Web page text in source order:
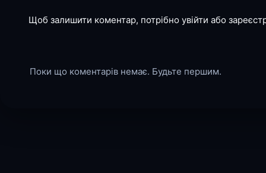
Щоб залишити коментар, потрібно увійти або
Поки що коментарів немає. Будьте першим.